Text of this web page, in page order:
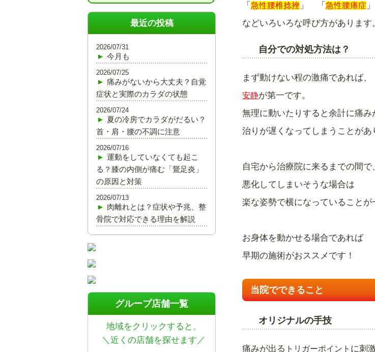
「 急性腰椎捻挫 」 「 急性腰痛症 」
などいろいろな呼び方があります
自分での対処方法は？
まず動けない程の激痛であれば、
安静が第一です。
無理に動いたりすると余計に痛み
治りが遅くなってしまうことがあ
自宅から治療院に来るまでの間で
悪化してしまいそうな場合は
楽な姿勢で横になっていることが
お身体を動かせる場合であれば
早期の施術がおススメです！
当院でできること
オリジナルの手技
痛みが出る トリガーポイント に刺
最近の投稿
今月も
2026/07/31
痛みがないから大丈夫？自覚
症状と実際のカラダの状態
2026/07/25
夏の冷房でカラダがだるい？
首・肩・腰の不調に注意
2026/07/24
運動をしていなくても起こ
る？膝の内側が痛む「鵞足炎」
の原因と対策
2026/07/16
肉離れとは？症状や予兆、整
骨院で対応できる理由を解説
2026/07/13
グループ店舗一覧
地域をクリックすると、
＼近くの店舗を探せます／